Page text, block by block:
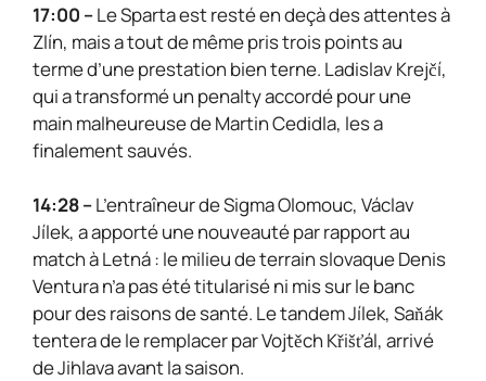
17:00 –Le Sparta est resté en deçà des attentes à
Zlín, mais a tout de même pris trois points au
terme d’une prestation bien terne. Ladislav Krejčí,
qui a transformé un penalty accordé pour une
main malheureuse de Martin Cedidla, les a
finalement sauvés.
14:28 –L’entraîneur de Sigma Olomouc, Václav
Jílek, a apporté une nouveauté par rapport au
match à Letná : le milieu de terrain slovaque Denis
Ventura n’a pas été titularisé ni mis sur le banc
pour des raisons de santé. Le tandem Jílek, Saňák
tentera de le remplacer par Vojtěch Křišťál, arrivé
de Jihlava avant la saison.